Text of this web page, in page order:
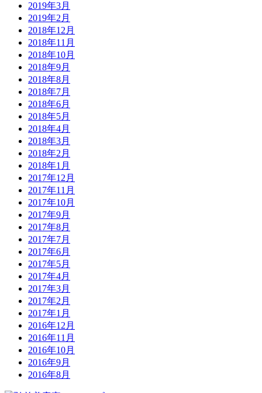
2019年3月
2019年2月
2018年12月
2018年11月
2018年10月
2018年9月
2018年8月
2018年7月
2018年6月
2018年5月
2018年4月
2018年3月
2018年2月
2018年1月
2017年12月
2017年11月
2017年10月
2017年9月
2017年8月
2017年7月
2017年6月
2017年5月
2017年4月
2017年3月
2017年2月
2017年1月
2016年12月
2016年11月
2016年10月
2016年9月
2016年8月